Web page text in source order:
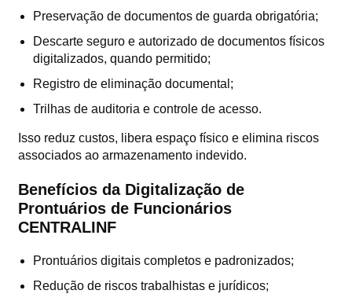
Preservação de documentos de guarda obrigatória;
Descarte seguro e autorizado de documentos físicos
digitalizados, quando permitido;
Registro de eliminação documental;
Trilhas de auditoria e controle de acesso.
Isso reduz custos, libera espaço físico e elimina riscos
associados ao armazenamento indevido.
Benefícios da Digitalização de
Prontuários de Funcionários
CENTRALINF
Prontuários digitais completos e padronizados;
Redução de riscos trabalhistas e jurídicos;